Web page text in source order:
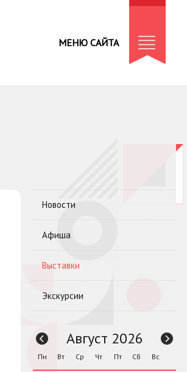
МЕНЮ САЙТА
Новости
Афиша
Выставки
Экскурсии
Август 2026
Пн Вт Ср Чт Пт Сб Вс